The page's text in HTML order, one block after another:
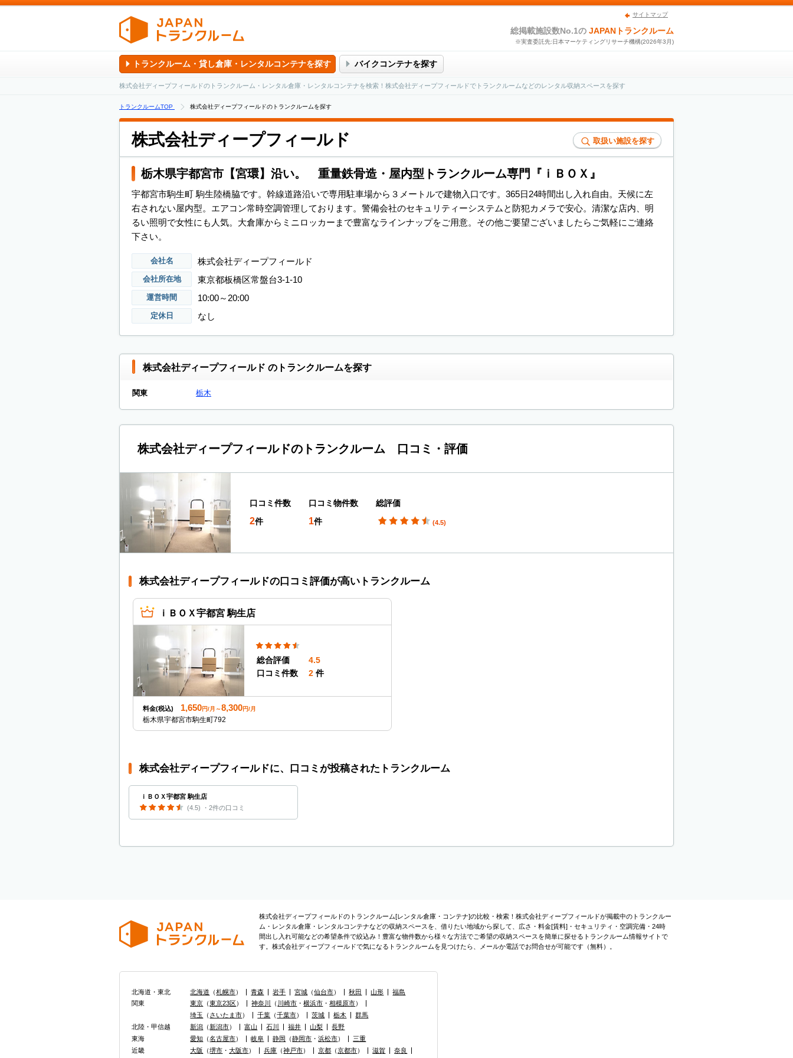
サイトマップ
総掲載施設数No.1の JAPANトランクルーム
※実査委託先:日本マーケティングリサーチ機構(2026年3月)
トランクルーム・貸し倉庫・レンタルコンテナを探す バイクコンテナを探す
株式会社ディープフィールドのトランクルーム・レンタル倉庫・レンタルコンテナを検索！株式会社ディープフィールドでトランクルームなどのレンタル収納スペースを探す
トランクルームTOP 株式会社ディープフィールドのトランクルームを探す
株式会社ディープフィールド 取扱い施設を探す
栃木県宇都宮市【宮環】沿い。 重量鉄骨造・屋内型トランクルーム専門『ｉＢＯＸ』
宇都宮市駒生町 駒生陸橋脇です。幹線道路沿いで専用駐車場から３メートルで建物入口です。365日24時間出し入れ自由。天候に左
右されない屋内型。エアコン常時空調管理しております。警備会社のセキュリティーシステムと防犯カメラで安心。清潔な店内、明
るい照明で女性にも人気。大倉庫からミニロッカーまで豊富なラインナップをご用意。その他ご要望ございましたらご気軽にご連絡
下さい。
会社名 株式会社ディープフィールド
会社所在地 東京都板橋区常盤台3-1-10
運営時間 10:00～20:00
定休日 なし
株式会社ディープフィールド のトランクルームを探す
関東 栃木
株式会社ディープフィールドのトランクルーム 口コミ・評価
口コミ件数
2件
口コミ物件数
1件
総評価
(4.5)
株式会社ディープフィールドの口コミ評価が高いトランクルーム
ｉＢＯＸ宇都宮 駒生店
総合評価
4.5
口コミ件数
2 件
料金(税込) 1,650円/月～8,300円/月
栃木県宇都宮市駒生町792
株式会社ディープフィールドに、口コミが投稿されたトランクルーム
ｉＢＯＸ宇都宮 駒生店
(4.5)
・2件の口コミ
株式会社ディープフィールドのトランクルーム[レンタル倉庫・コンテナ]の比較・検索！株式会社ディープフィールドが掲載中のトランクルー
ム・レンタル倉庫・レンタルコンテナなどの収納スペースを、借りたい地域から探して、広さ・料金[賃料]・セキュリティ・空調完備・24時
間出し入れ可能などの希望条件で絞込み！豊富な物件数から様々な方法でご希望の収納スペースを簡単に探せるトランクルーム情報サイトで
す。株式会社ディープフィールドで気になるトランクルームを見つけたら、メールか電話でお問合せが可能です（無料）。
北海道・東北 北海道 （札幌市） 青森 岩手 宮城 （仙台市） 秋田 山形
福島
関東
東京 （東京23区 ） 神奈川 （ 川崎市 ・横浜市 ・相模原市）
埼玉
（さいたま市） 千葉 （千葉市） 茨城 栃木
群馬
北陸・甲信越
新潟 （新潟市） 富山 石川 福井 山梨
長野
東海
愛知 （名古屋市） 岐阜 静岡 （静岡市 ・浜松市）
三重
近畿
大阪 （堺市 ・大阪市） 兵庫 （神戸市） 京都 （京都市） 滋賀 奈良